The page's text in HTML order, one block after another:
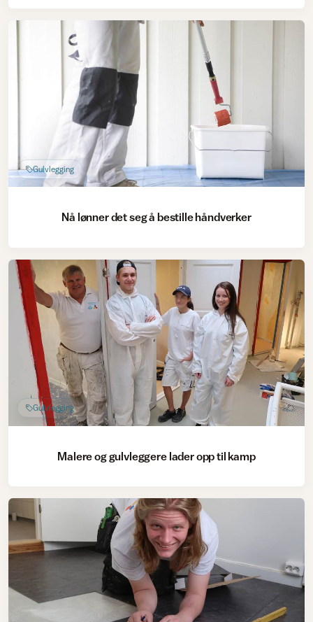
Gulvlegging
Nå lønner det seg å bestille håndverker
Gulvlegging
Malere og gulvleggere lader opp til kamp